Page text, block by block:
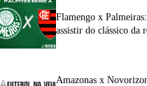
Flamengo x
assistir do clássico da
Amazonas x